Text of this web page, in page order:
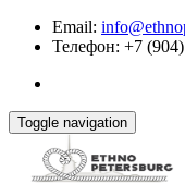
Email:
Телефон: +7
Toggle navigation